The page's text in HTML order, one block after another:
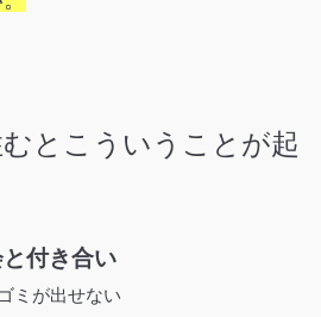
とこういうことが起
と付き合い
ミが出せない